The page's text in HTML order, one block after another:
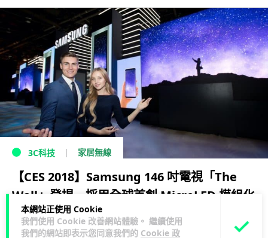
本網站正使用 Cookie
我們使用 Cookie 改善網站體驗。 繼續使用
我們的網站即表示您同意我們的 Cookie 政
3C科技 家居無線
【CES 2018】Samsung 146 吋電視「The
Wall」登場 採用全球首創 MicroLED 模組化
顯示技術
9 年前